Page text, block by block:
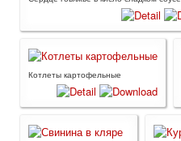
Котлеты картофельные